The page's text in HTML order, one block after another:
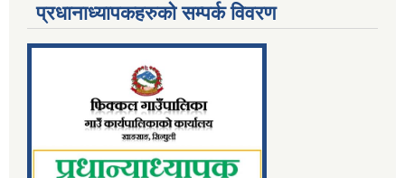
प्रधानाध्यापकहरुको सम्पर्क विवरण